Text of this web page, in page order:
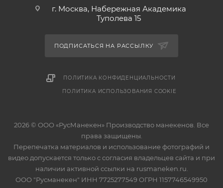
г. Москва, Набережная Академика
Туполева 15
ПОДПИСАТЬСЯ НА РАССЫЛКУ
ПОЛИТИКА КОНФИДЕНЦИАЛЬНОСТИ
ПОЛИТИКА ИСПОЛЬЗОВАНИЯ COOKIE
2026 © ООО «РусМанекен» Производство манекенов. Все
права защищены.
Перепечатка материалов и использование фотографий и
видео допускается только с согласия владельцев сайта и при
наличии активной ссылки на rusmaneken.ru.
ООО "Русманекен" ИНН 7725277549 ОГРН 1157746549950